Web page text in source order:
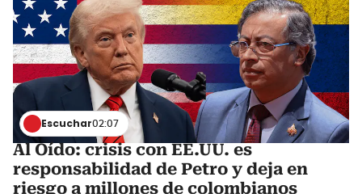
Escuchar02:07
Al Oído: crisis con EE.UU. es
responsabilidad de Petro y deja en
riesgo a millones de colombianos